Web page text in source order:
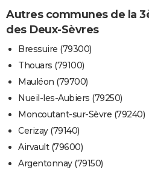
Autres communes de la
des Deux-Sèvres
Bressuire (79300)
Thouars (79100)
Mauléon (79700)
Nueil-les-Aubiers (79250)
Moncoutant-sur-Sèvre (79240)
Cerizay (79140)
Airvault (79600)
Argentonnay (79150)